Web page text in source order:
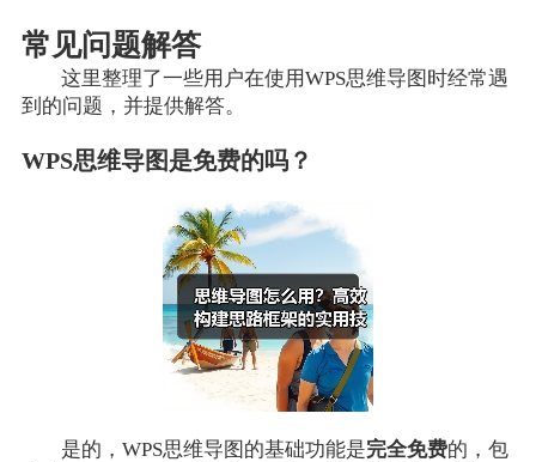
常见问题解答
这里整理了一些用户在使用WPS思维导图时经常遇
到的问题，并提供解答。
WPS思维导图是免费的吗？
是的，WPS思维导图的基础功能是完全免费的，包